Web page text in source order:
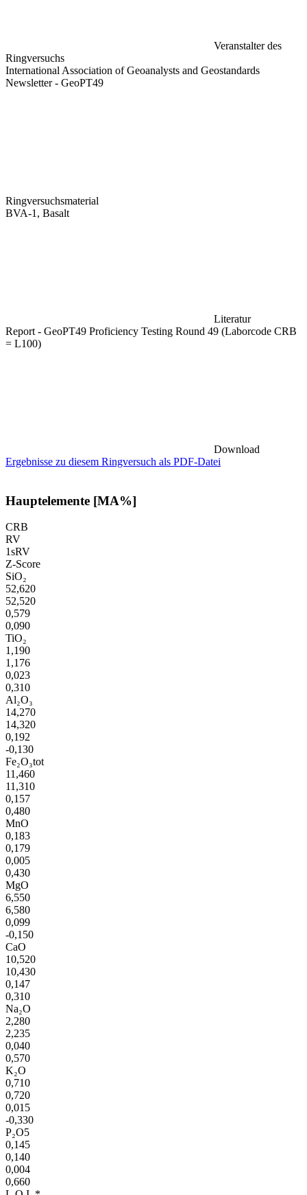
Veranstalter des
Ringversuchs
International Association of Geoanalysts and Geostandards
Newsletter - GeoPT49
Ringversuchsmaterial
BVA-1, Basalt
Literatur
Report - GeoPT49 Proficiency Testing Round 49 (Laborcode CRB
= L100)
Download
Ergebnisse zu diesem Ringversuch als PDF-Datei
Hauptelemente [MA%]
CRB
RV
1sRV
Z-Score
SiO₂
52,620
52,520
0,579
0,090
TiO₂
1,190
1,176
0,023
0,310
Al₂O₃
14,270
14,320
0,192
-0,130
Fe₂O₃tot
11,460
11,310
0,157
0,480
MnO
0,183
0,179
0,005
0,430
MgO
6,550
6,580
0,099
-0,150
CaO
10,520
10,430
0,147
0,310
Na₂O
2,280
2,235
0,040
0,570
K₂O
0,710
0,720
0,015
-0,330
P₂O5
0,145
0,140
0,004
0,660